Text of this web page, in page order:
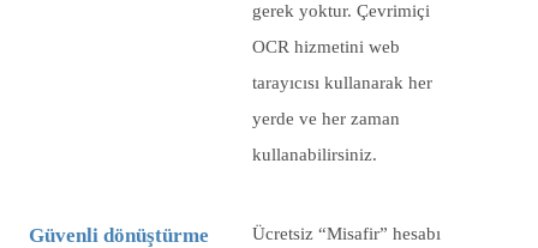
gerek yoktur. Çevrimiçi
OCR hizmetini web
tarayıcısı kullanarak her
yerde ve her zaman
kullanabilirsiniz.
Güvenli dönüştürme
Ücretsiz “Misafir” hesabı